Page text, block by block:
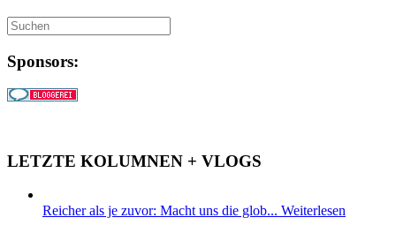
Sponsors:
LETZTE KOLUMNEN + VLOGS
Reicher als je zuvor: Macht uns die glob... Weiterlesen